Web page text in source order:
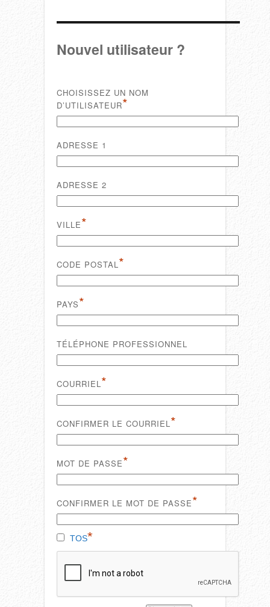
Nouvel utilisateur ?
CHOISISSEZ UN NOM
D’UTILISATEUR*
ADRESSE 1
ADRESSE 2
VILLE*
CODE POSTAL *
PAYS*
TÉLÉPHONE PROFESSIONNEL
COURRIEL *
CONFIRMER LE COURRIEL *
MOT DE PASSE*
CONFIRMER LE MOT DE PASSE*
TOS*